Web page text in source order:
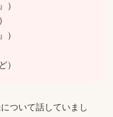
）
）
）
ついて話していまし